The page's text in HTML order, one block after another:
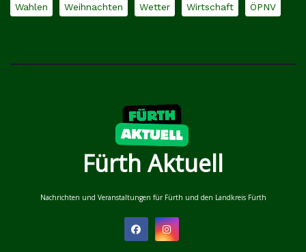
Wahlen Weihnachten Wetter Wirtschaft ÖPNV
Fürth Aktuell
Nachrichten und Veranstaltungen für Fürth und den Landkreis Fürth